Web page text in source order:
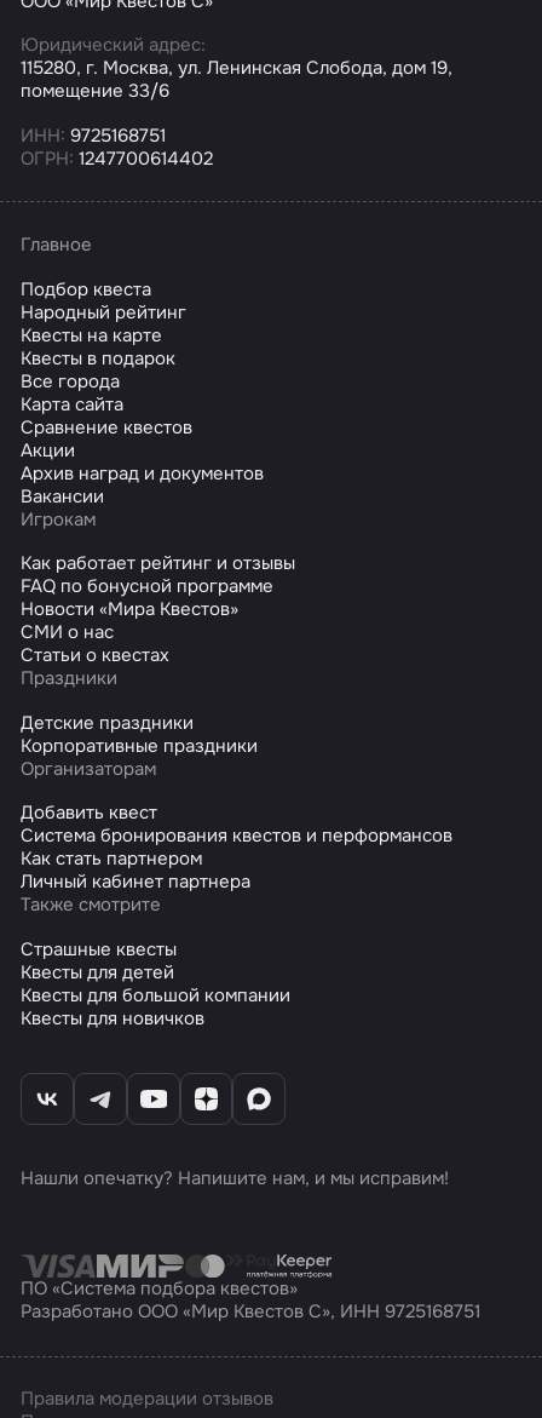
Юридический адрес:
115280, г. Москва, ул. Ленинская Слобода, дом 19,
помещение 33/6
ИНН: 9725168751
ОГРН: 1247700614402
Главное
Подбор квеста
Народный рейтинг
Квесты на карте
Квесты в подарок
Все города
Карта сайта
Сравнение квестов
Акции
Архив наград и документов
Вакансии
Игрокам
Как работает рейтинг и отзывы
FAQ по бонусной программе
Новости «Мира Квестов»
СМИ о нас
Статьи о квестах
Праздники
Детские праздники
Корпоративные праздники
Организаторам
Добавить квест
Система бронирования квестов и перформансов
Как стать партнером
Личный кабинет партнера
Также смотрите
Страшные квесты
Квесты для детей
Квесты для большой компании
Квесты для новичков
Нашли опечатку? Напишите нам, и мы исправим!
ПО «Система подбора квестов»
Разработано ООО «Мир Квестов С», ИНН 9725168751
Правила модерации отзывов